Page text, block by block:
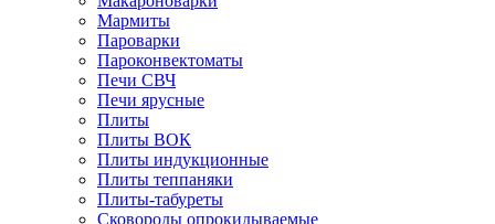
Мармиты
Пароварки
Пароконвектоматы
Печи СВЧ
Печи ярусные
Плиты
Плиты ВОК
Плиты индукционные
Плиты теппаняки
Плиты-табуреты
Сковороды опрокидываемые